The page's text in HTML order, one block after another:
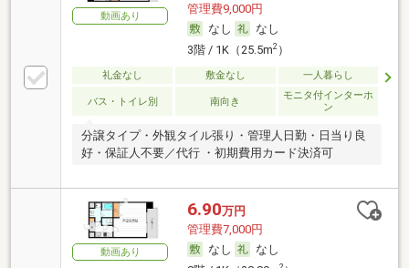
動画あり
管理費9,000円
なし
なし
3階 / 1K（25.5m2）
礼金なし 敷金なし 一人暮らし
バス・トイレ別 南向き
モニタ付インターホ
ン
分譲タイプ・外観タイル張り・管理人日勤・日当り良
好・保証人不要／代行 ・初期費用カード決済可
動画あり
6.90万円
管理費7,000円
なし
なし